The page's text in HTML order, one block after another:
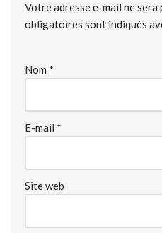
Votre adresse e-mail ne sera
obligatoires sont indiqués
Nom *
E-mail *
Site web